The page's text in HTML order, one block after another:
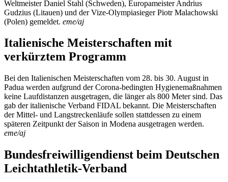
Weltmeister Daniel Stahl (Schweden), Europameister Andrius
Gudzius (Litauen) und der Vize-Olympiasieger Piotr Malachowski
(Polen) gemeldet. eme/aj
Italienische Meisterschaften mit
verkürztem Programm
Bei den Italienischen Meisterschaften vom 28. bis 30. August in
Padua werden aufgrund der Corona-bedingten Hygienemaßnahmen
keine Laufdistanzen ausgetragen, die länger als 800 Meter sind. Das
gab der italienische Verband FIDAL bekannt. Die Meisterschaften
der Mittel- und Langstreckenläufe sollen stattdessen zu einem
späteren Zeitpunkt der Saison in Modena ausgetragen werden.
eme/aj
Bundesfreiwilligendienst beim Deutschen
Leichtathletik-Verband